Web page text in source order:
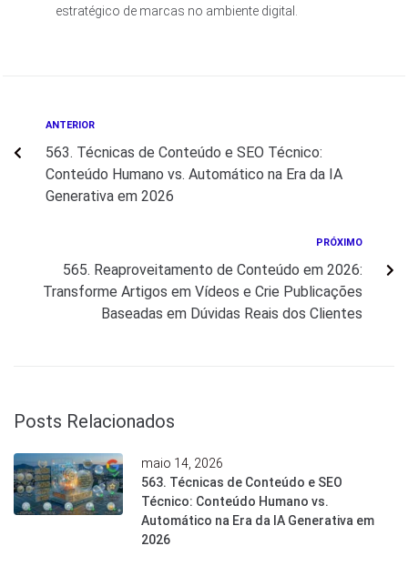
estratégico de marcas no ambiente digital.
ANTERIOR
563. Técnicas de Conteúdo e SEO Técnico:
Conteúdo Humano vs. Automático na Era da IA
Generativa em 2026
PRÓXIMO
565. Reaproveitamento de Conteúdo em 2026:
Transforme Artigos em Vídeos e Crie Publicações
Baseadas em Dúvidas Reais dos Clientes
Posts Relacionados
maio 14, 2026
563. Técnicas de Conteúdo e SEO
Técnico: Conteúdo Humano vs.
Automático na Era da IA Generativa em
2026